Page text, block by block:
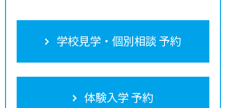
学校見学・個別相談 予約
体験入学 予約